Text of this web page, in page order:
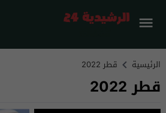
الرئيسية قطر 2022
قطر 2022